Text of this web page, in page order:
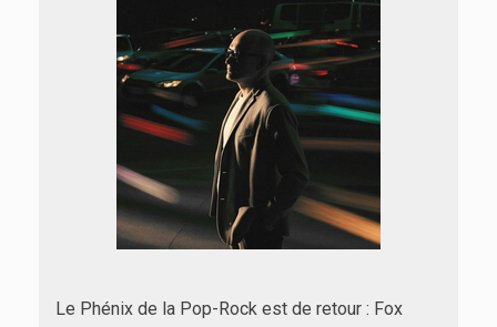
Le Phénix de la Pop-Rock est de retour : Fox